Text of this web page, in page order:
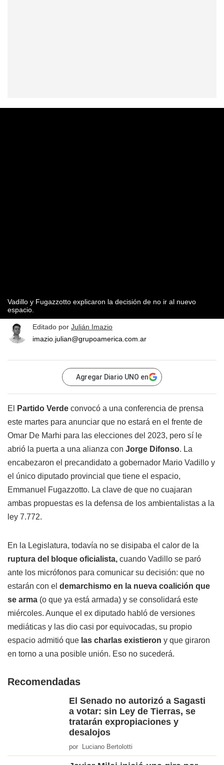
Vadillo y Fugazzotto explicaron la decisión de no ir al nuevo
espacio.
Editado por Julián Imazio
imazio.julian@grupoamerica.com.ar
Agregar Diario UNO en
El Partido Verde convocó a una conferencia de prensa
este martes para anunciar que no estará en el frente de
Omar De Marhi para las elecciones del 2023, pero sí le
abrió la puerta a una alianza con Jorge Difonso. La
encabezaron el precandidato a gobernador Mario Vadillo y
el único diputado provincial que tiene el espacio,
Emmanuel Fugazzotto. La clave de que no cuajaran
ambas propuestas es la defensa de los ambientalistas a la
ley 7.772.
En la Legislatura, todavía no se disipaba el calor de la
ruptura del bloque oficialista, cuando Vadillo se paró
ante los micrófonos para comunicar su decisión: que no
estarán con el demarchismo en la nueva coalición que
se arma (o que ya está armada) y se consolidará este
miércoles. Aunque el ex diputado habló de versiones
mediáticas y las dio casi por equivocadas, su propio
espacio admitió que las charlas existieron y que giraron
en torno a una posible unión. Eso no sucederá.
Recomendadas
El Senado no autorizó a Sagasti
a votar: sin Ley de Tierras, se
tratarán expropiaciones y
desalojos
por Luciano Bertolotti